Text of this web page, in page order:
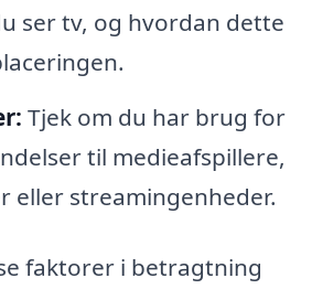
ser tv, og hvordan dette
Tjek om du har brug for
til medieafspillere,
eller streamingenheder.
faktorer i betragtning